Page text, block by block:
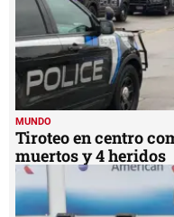
MUNDO
Tiroteo en centro
muertos y 4 heridos